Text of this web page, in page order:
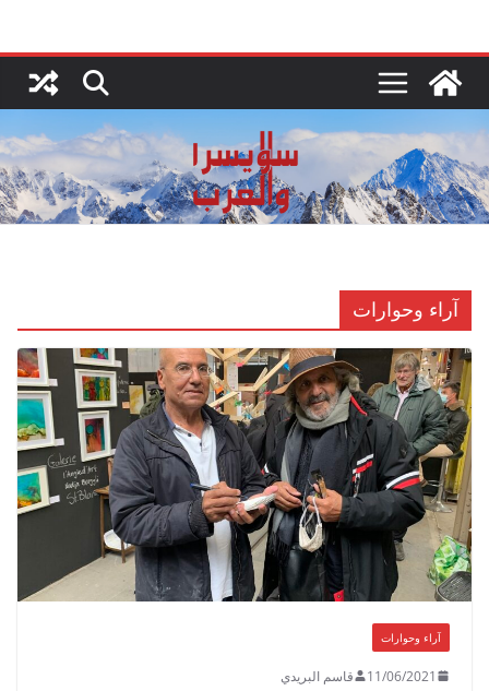
content
آراء وحوارات
آراء وحوارات
11/06/2021 قاسم البريدي